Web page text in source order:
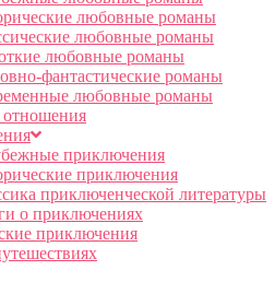
любовные романы
любовные романы
любовные романы
фантастические романы
любовные романы
приключения
приключения
приключенческой литературы
о приключениях
приключения